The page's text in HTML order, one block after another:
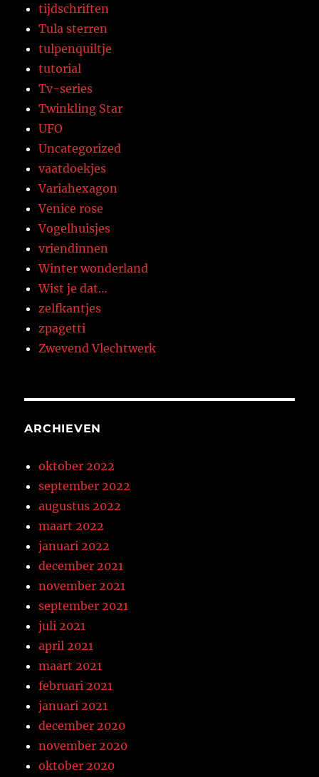
tijdschriften
Tula sterren
tulpenquiltje
tutorial
Tv-series
Twinkling Star
UFO
Uncategorized
vaatdoekjes
Variahexagon
Venice rose
Vogelhuisjes
vriendinnen
Winter wonderland
Wist je dat…
zelfkantjes
zpagetti
Zwevend Vlechtwerk
ARCHIEVEN
oktober 2022
september 2022
augustus 2022
maart 2022
januari 2022
december 2021
november 2021
september 2021
juli 2021
april 2021
maart 2021
februari 2021
januari 2021
december 2020
november 2020
oktober 2020